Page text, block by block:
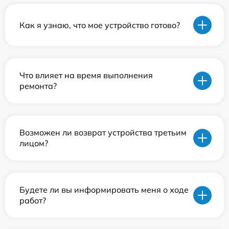
Как я узнаю, что мое устройство готово?
Что влияет на время выполнения
ремонта?
Возможен ли возврат устройства третьим
лицом?
Будете ли вы информировать меня о ходе
работ?